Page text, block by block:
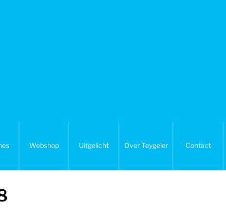
Webshop Uitgelicht Over Teygeler Contact